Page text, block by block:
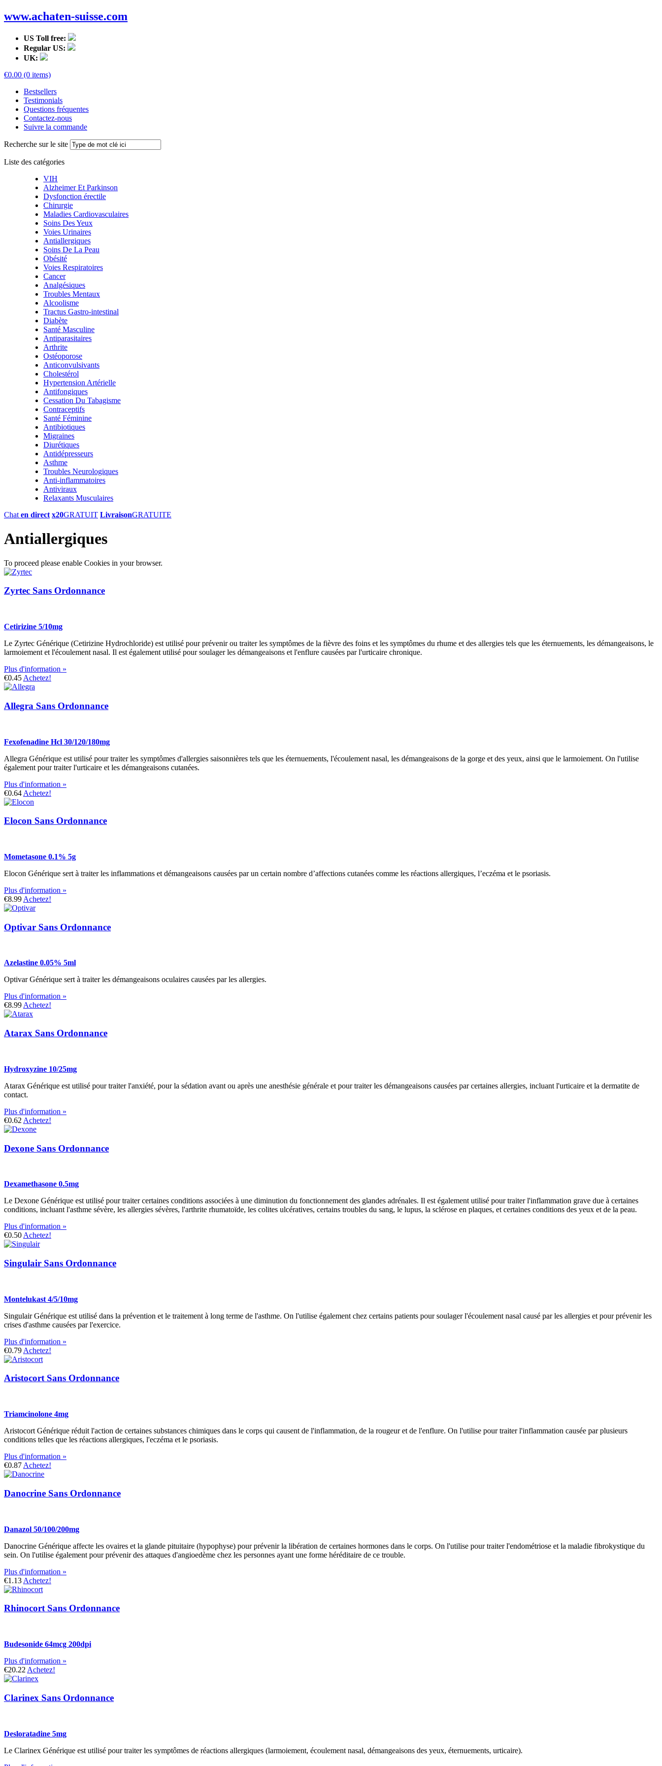
www.achaten-suisse.com
US Toll free:
Regular US:
UK:
€0.00 (0 items)
Bestsellers
Testimonials
Questions fréquentes
Contactez-nous
Suivre la commande
Recherche sur le site
Liste des catégories
VIH
Alzheimer Et Parkinson
Dysfonction érectile
Chirurgie
Maladies Cardiovasculaires
Soins Des Yeux
Voies Urinaires
Antiallergiques
Soins De La Peau
Obésité
Voies Respiratoires
Cancer
Analgésiques
Troubles Mentaux
Alcoolisme
Tractus Gastro-intestinal
Diabète
Santé Masculine
Antiparasitaires
Arthrite
Ostéoporose
Anticonvulsivants
Cholestérol
Hypertension Artérielle
Antifongiques
Cessation Du Tabagisme
Contraceptifs
Santé Féminine
Antibiotiques
Migraines
Diurétiques
Antidépresseurs
Asthme
Troubles Neurologiques
Anti-inflammatoires
Antiviraux
Relaxants Musculaires
Chat en direct x20GRATUIT LivraisonGRATUITE
Antiallergiques
To proceed please enable Cookies in your browser.
Zyrtec Sans Ordonnance
Cetirizine 5/10mg
Le Zyrtec Générique (Cetirizine Hydrochloride) est utilisé pour prévenir ou traiter les symptômes de la fièvre des foins et les symptômes du rhume et des allergies tels que les éternuements, les démangeaisons, le
larmoiement et l'écoulement nasal. Il est également utilisé pour soulager les démangeaisons et l'enflure causées par l'urticaire chronique.
Plus d'information »
€0.45 Achetez!
Allegra Sans Ordonnance
Fexofenadine Hcl 30/120/180mg
Allegra Générique est utilisé pour traiter les symptômes d'allergies saisonnières tels que les éternuements, l'écoulement nasal, les démangeaisons de la gorge et des yeux, ainsi que le larmoiement. On l'utilise
également pour traiter l'urticaire et les démangeaisons cutanées.
Plus d'information »
€0.64 Achetez!
Elocon Sans Ordonnance
Mometasone 0.1% 5g
Elocon Générique sert à traiter les inflammations et démangeaisons causées par un certain nombre d’affections cutanées comme les réactions allergiques, l’eczéma et le psoriasis.
Plus d'information »
€8.99 Achetez!
Optivar Sans Ordonnance
Azelastine 0.05% 5ml
Optivar Générique sert à traiter les démangeaisons oculaires causées par les allergies.
Plus d'information »
€8.99Achetez!
Atarax Sans Ordonnance
Hydroxyzine 10/25mg
Atarax Générique est utilisé pour traiter l'anxiété, pour la sédation avant ou après une anesthésie générale et pour traiter les démangeaisons causées par certaines allergies, incluant l'urticaire et la dermatite de
contact.
Plus d'information »
€0.62 Achetez!
Dexone Sans Ordonnance
Dexamethasone 0.5mg
Le Dexone Générique est utilisé pour traiter certaines conditions associées à une diminution du fonctionnement des glandes adrénales. Il est également utilisé pour traiter l'inflammation grave due à certaines
conditions, incluant l'asthme sévère, les allergies sévères, l'arthrite rhumatoïde, les colites ulcératives, certains troubles du sang, le lupus, la sclérose en plaques, et certaines conditions des yeux et de la peau.
Plus d'information »
€0.50 Achetez!
Singulair Sans Ordonnance
Montelukast 4/5/10mg
Singulair Générique est utilisé dans la prévention et le traitement à long terme de l'asthme. On l'utilise également chez certains patients pour soulager l'écoulement nasal causé par les allergies et pour prévenir les
crises d'asthme causées par l'exercice.
Plus d'information »
€0.79 Achetez!
Aristocort Sans Ordonnance
Triamcinolone 4mg
Aristocort Générique réduit l'action de certaines substances chimiques dans le corps qui causent de l'inflammation, de la rougeur et de l'enflure. On l'utilise pour traiter l'inflammation causée par plusieurs
conditions telles que les réactions allergiques, l'eczéma et le psoriasis.
Plus d'information »
€0.87 Achetez!
Danocrine Sans Ordonnance
Danazol 50/100/200mg
Danocrine Générique affecte les ovaires et la glande pituitaire (hypophyse) pour prévenir la libération de certaines hormones dans le corps. On l'utilise pour traiter l'endométriose et la maladie fibrokystique du
sein. On l'utilise également pour prévenir des attaques d'angioedème chez les personnes ayant une forme héréditaire de ce trouble.
Plus d'information »
€1.13 Achetez!
Rhinocort Sans Ordonnance
Budesonide 64mcg 200dpi
Plus d'information »
€20.22 Achetez!
Clarinex Sans Ordonnance
Desloratadine 5mg
Le Clarinex Générique est utilisé pour traiter les symptômes de réactions allergiques (larmoiement, écoulement nasal, démangeaisons des yeux, éternuements, urticaire).